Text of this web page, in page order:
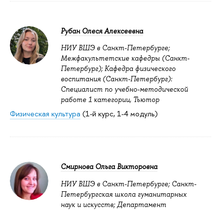
Рубан Олеся Алексеевна
НИУ ВШЭ в Санкт-Петербурге;
Межфакультетские кафедры (Санкт-
Петербург); Кафедра физического
воспитания (Санкт-Петербург):
Специалист по учебно-методической
работе 1 категории, Тьютор
Физическая культура (1-й курс, 1-4 модуль)
Смирнова Ольга Викторовна
НИУ ВШЭ в Санкт-Петербурге; Санкт-
Петербургская школа гуманитарных
наук и искусств; Департамент